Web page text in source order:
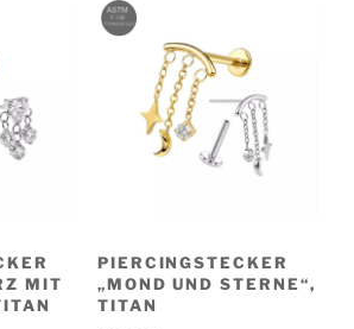
MIT
PIERCINGSTECKER
„MOND UND STERNE“,
TITAN